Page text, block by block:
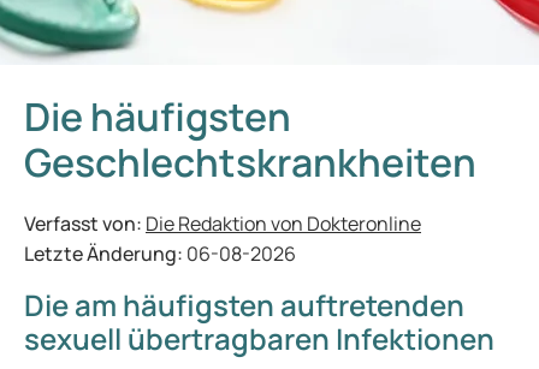
Die häufigsten
Geschlechtskrankheiten
Verfasst von: Die Redaktion von Dokteronline
Letzte Änderung: 06-08-2026
Die am häufigsten auftretenden
sexuell übertragbaren Infektionen